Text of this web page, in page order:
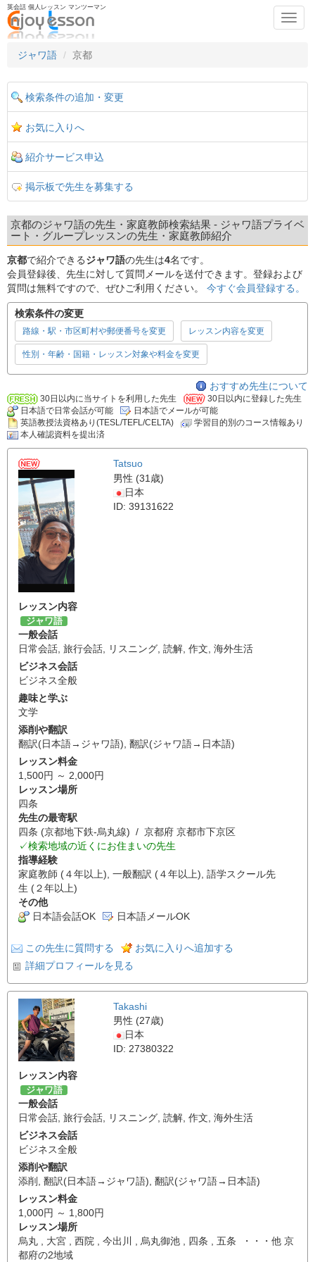
英会話 個人レッスン マンツーマン
ジャワ語
京都
検索条件の追加・変更
お気に入りへ
紹介サービス申込
掲示板で先生を募集する
京都のジャワ語の先生・家庭教師検索結果 - ジャワ語プライベ
ート・グループレッスンの先生・家庭教師紹介
京都で紹介できるジャワ語の先生は4名です。
会員登録後、先生に対して質問メールを送付できます。登録および
質問は無料ですので、ぜひご利用ください。 今すぐ会員登録する。
検索条件の変更
路線・駅・市区町村や郵便番号を変更 レッスン内容を変更
性別・年齢・国籍・レッスン対象や料金を変更
おすすめ先生について
30日以内に当サイトを利用した先生
30日以内に登録した先生
日本語で日常会話が可能
日本語でメールが可能
英語教授法資格あり(TESL/TEFL/CELTA)
学習目的別のコース情報あり
本人確認資料を提出済
Tatsuo
男性 (31歳)
日本
ID: 39131622
レッスン内容
ジャワ語
一般会話
日常会話 旅行会話 リスニング 読解 作文 海外生活
ビジネス会話
ビジネス全般
趣味と学ぶ
文学
添削や翻訳
翻訳(日本語→ジャワ語) 翻訳(ジャワ語→日本語)
レッスン料金
1,500円 ～ 2,000円
レッスン場所
四条
先生の最寄駅
四条 (京都地下鉄-烏丸線) / 京都府 京都市下京区
✓検索地域の近くにお住まいの先生
指導経験
家庭教師 (４年以上), 一般翻訳 (４年以上), 語学スクール先
生 (２年以上)
その他
日本語会話OK
日本語メールOK
この先生に質問する
お気に入りへ追加する
詳細プロフィールを見る
Takashi
男性 (27歳)
日本
ID: 27380322
レッスン内容
ジャワ語
一般会話
日常会話, 旅行会話, リスニング, 読解, 作文, 海外生活
ビジネス会話
ビジネス全般
添削や翻訳
添削 , 翻訳(日本語→ジャワ語), 翻訳(ジャワ語→日本語)
レッスン料金
1,000円 ～ 1,800円
レッスン場所
烏丸 , 大宮 , 西院 , 今出川 , 烏丸御池 , 四条 , 五条 ・・・他 京
都府の2地域